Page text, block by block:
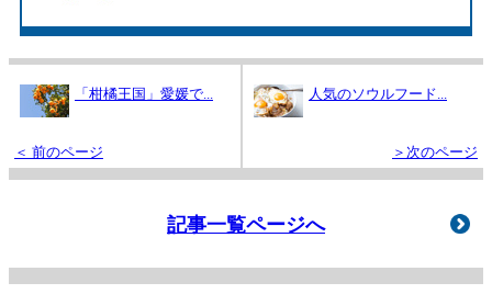
「柑橘王国」愛媛で...
＜ 前のページ
人気のソウルフード...
＞次のページ
記事一覧ページへ